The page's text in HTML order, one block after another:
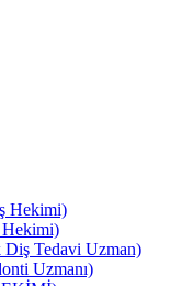
Hekimi)
Tedavi Uzman)
Uzmanı)